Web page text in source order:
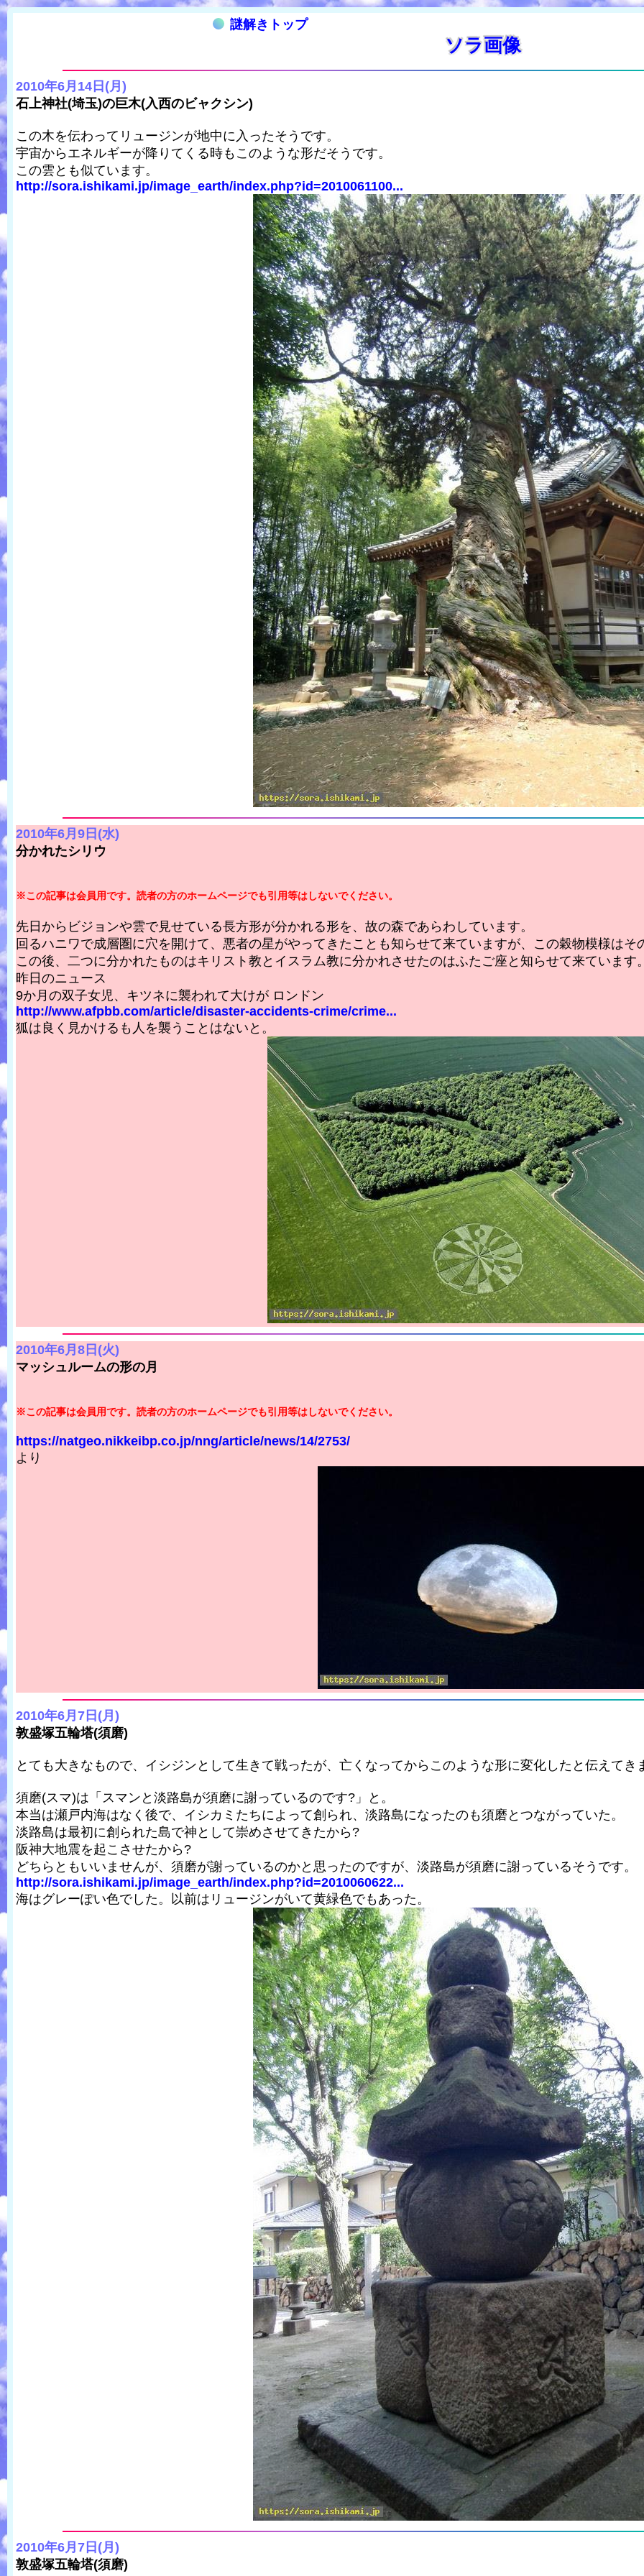
謎解きトップ
ソラ画像
2010年6月14日(月)
石上神社(埼玉)の巨木(入西のビャクシン)
この木を伝わってリュージンが地中に入ったそうです。
宇宙からエネルギーが降りてくる時もこのような形だそうです。
この雲とも似ています。
http://sora.ishikami.jp/image_earth/index.php?id=2010061100...
2010年6月9日(水)
分かれたシリウ
※この記事は会員用です。読者の方のホームページでも引用等はしないでください。
先日からビジョンや雲で見せている長方形が分かれる形を、故の森であらわしています。
回るハニワで成層圏に穴を開けて、悪者の星がやってきたことも知らせて来ていますが、この穀物模様は
この後、二つに分かれたものはキリスト教とイスラム教に分かれさせたのはふたご座と知らせて来ています
昨日のニュース
9か月の双子女児、キツネに襲われて大けが ロンドン
http://www.afpbb.com/article/disaster-accidents-crime/crime...
狐は良く見かけるも人を襲うことはないと。
2010年6月8日(火)
マッシュルームの形の月
※この記事は会員用です。読者の方のホームページでも引用等はしないでください。
https://natgeo.nikkeibp.co.jp/nng/article/news/14/2753/
より
2010年6月7日(月)
敦盛塚五輪塔(須磨)
とても大きなもので、イシジンとして生きて戦ったが、亡くなってからこのような形に変化したと伝えてき
須磨(スマ)は「スマンと淡路島が須磨に謝っているのです?」と。
本当は瀬戸内海はなく後で、イシカミたちによって創られ、淡路島になったのも須磨とつながっていた。
淡路島は最初に創られた島で神として崇めさせてきたから?
阪神大地震を起こさせたから?
どちらともいいませんが、須磨が謝っているのかと思ったのですが、淡路島が須磨に謝っているそうです。
http://sora.ishikami.jp/image_earth/index.php?id=2010060622...
海はグレーぽい色でした。以前はリュージンがいて黄緑色でもあった。
2010年6月7日(月)
敦盛塚五輪塔(須磨)